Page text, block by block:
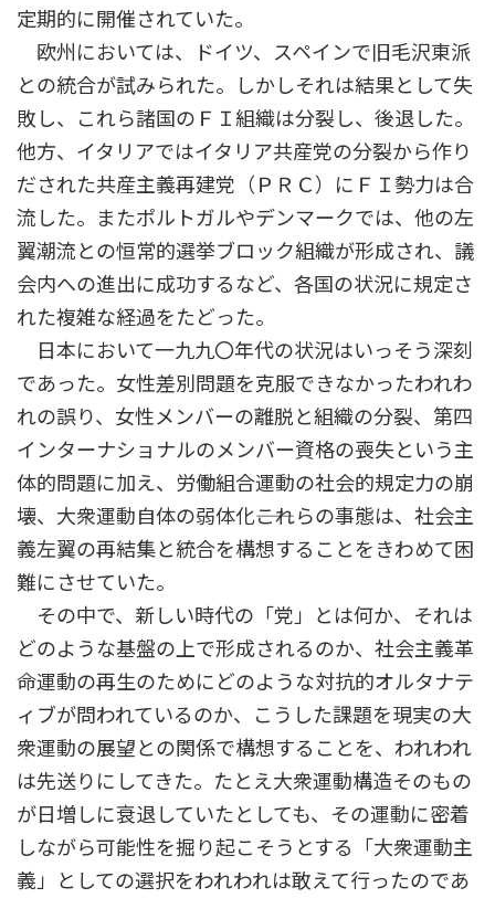
定期的に開催されていた。
欧州においては、ドイツ、スペインで旧毛沢東派
との統合が試みられた。しかしそれは結果として失
敗し、これら諸国のＦＩ組織は分裂し、後退した。
他方、イタリアではイタリア共産党の分裂から作り
だされた共産主義再建党（ＰＲＣ）にＦＩ勢力は合
流した。またポルトガルやデンマークでは、他の左
翼潮流との恒常的選挙ブロック組織が形成され、議
会内への進出に成功するなど、各国の状況に規定さ
れた複雑な経過をたどった。
日本において一九九〇年代の状況はいっそう深刻
であった。女性差別問題を克服できなかったわれわ
れの誤り、女性メンバーの離脱と組織の分裂、第四
インターナショナルのメンバー資格の喪失という主
体的問題に加え、労働組合運動の社会的規定力の崩
壊、大衆運動自体の弱体化――これらの事態は、社会主
義左翼の再結集と統合を構想することをきわめて困
難にさせていた。
その中で、新しい時代の「党」とは何か、それは
どのような基盤の上で形成されるのか、社会主義革
命運動の再生のためにどのような対抗的オルタナテ
ィブが問われているのか、こうした課題を現実の大
衆運動の展望との関係で構想することを、われわれ
は先送りにしてきた。たとえ大衆運動構造そのもの
が日増しに衰退していたとしても、その運動に密着
しながら可能性を掘り起こそうとする「大衆運動主
義」としての選択をわれわれは敢えて行ったのであ